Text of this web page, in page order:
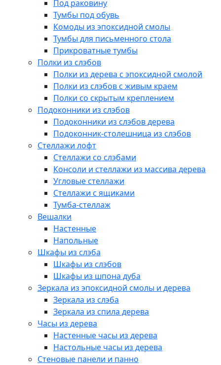
Под раковину
Тумбы под обувь
Комоды из эпоксидной смолы
Тумбы для письменного стола
Прикроватные тумбы
Полки из слэбов
Полки из дерева с эпоксидной смолой
Полки из слэбов с живым краем
Полки со скрытым креплением
Подоконники из слэбов
Подоконники из слэбов дерева
Подоконник-столешница из слэбов
Стеллажи лофт
Стеллажи со слэбами
Консоли и стеллажи из массива дерева
Угловые стеллажи
Стеллажи с ящиками
Тумба-стеллаж
Вешалки
Настенные
Напольные
Шкафы из слэба
Шкафы из слэбов
Шкафы из шпона дуба
Зеркала из эпоксидной смолы и дерева
Зеркала из слэба
Зеркала из спила дерева
Часы из дерева
Настенные часы из дерева
Настольные часы из дерева
Стеновые панели и панно